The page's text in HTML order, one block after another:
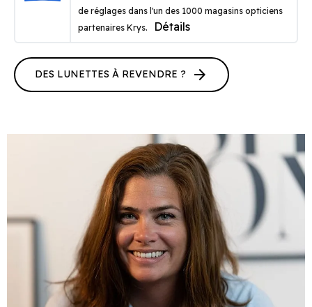
de réglages dans l'un des 1000 magasins opticiens
partenaires Krys.
Détails
DES LUNETTES À REVENDRE ? arrow_forward